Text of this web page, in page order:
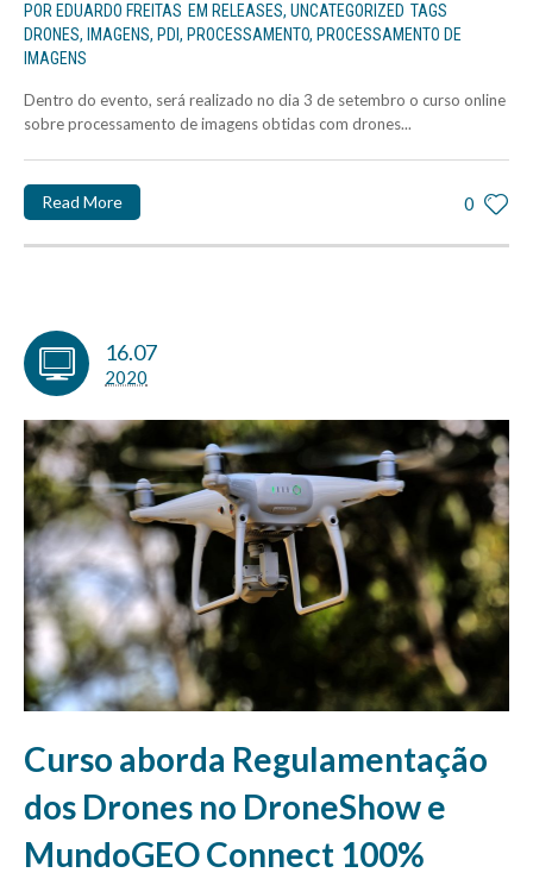
POR EDUARDO FREITAS EM RELEASES, UNCATEGORIZED TAGS
DRONES, IMAGENS, PDI , PROCESSAMENTO, PROCESSAMENTO DE
IMAGENS
Dentro do evento, será realizado no dia 3 de setembro o curso online
sobre processamento de imagens obtidas com drones...
0
Read More
16.07
2020
Curso aborda Regulamentação
dos Drones no DroneShow e
MundoGEO Connect 100%